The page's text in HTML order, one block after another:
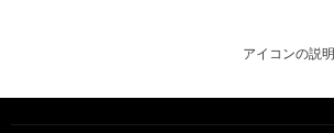
アイコンの説明